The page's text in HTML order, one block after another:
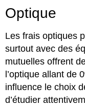
Optique
Les frais optiques
surtout avec des
mutuelles offrent
l’optique allant de
influence le choix
d’étudier